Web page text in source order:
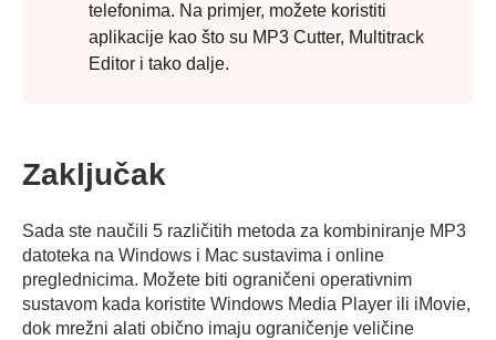
telefonima. Na primjer, možete koristiti
aplikacije kao što su MP3 Cutter, Multitrack
Editor i tako dalje.
Zaključak
Sada ste naučili 5 različitih metoda za kombiniranje MP3
datoteka na Windows i Mac sustavima i online
preglednicima. Možete biti ograničeni operativnim
sustavom kada koristite Windows Media Player ili iMovie,
dok mrežni alati obično imaju ograničenje veličine